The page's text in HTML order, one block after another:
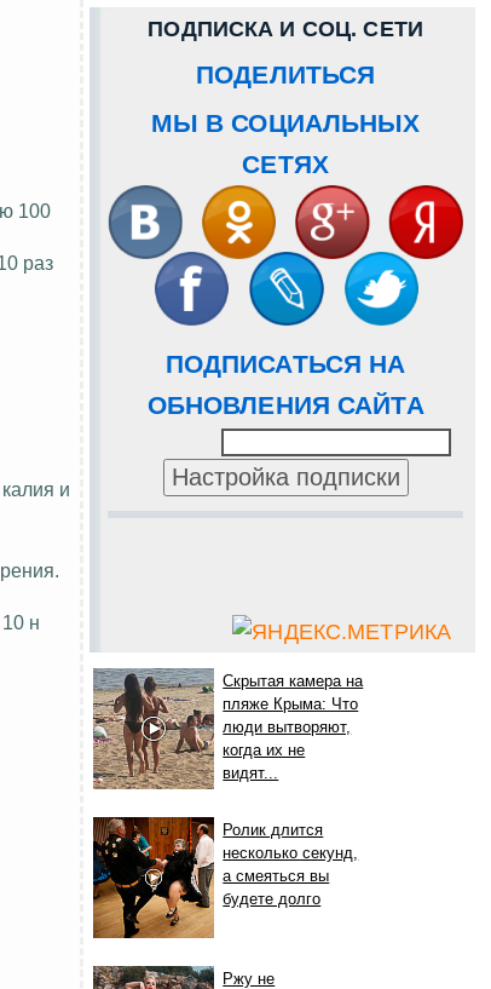
ПОДПИСКА И СОЦ. СЕТИ
ПОДЕЛИТЬСЯ
МЫ В СОЦИАЛЬНЫХ
СЕТЯХ
ПОДПИСАТЬСЯ НА
ОБНОВЛЕНИЯ САЙТА
Скрытая камера на
пляже Крыма: Что
люди вытворяют,
когда их не
видят...
Ролик длится
несколько секунд,
а смеяться вы
будете долго
Ржу не
100
раз
и
н